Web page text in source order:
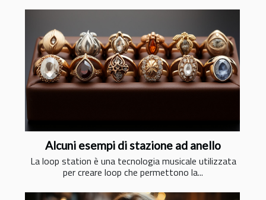
Alcuni esempi di stazione ad anello
La loop station è una tecnologia musicale utilizzata
per creare loop che permettono la...